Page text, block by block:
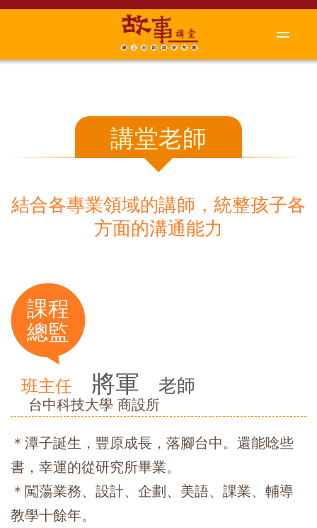
講堂老師
結合各專業領域的講師，統整孩子各
方面的溝通能力
課程
總監
班主任 將軍 老師
台中科技大學 商設所
＊潭子誕生，豐原成長，落腳台中。還能唸些
書，幸運的從研究所畢業。
＊闖蕩業務、設計、企劃、美語、課業、輔導
教學十餘年。